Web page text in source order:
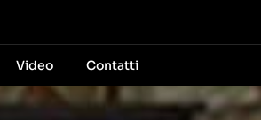
Video Contatti